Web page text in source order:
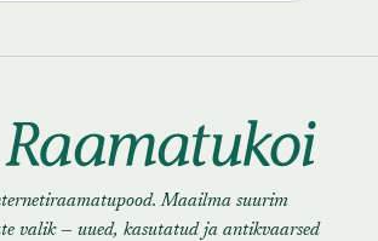
Maailma suurim
valik — uued, kasutatud ja antikvaarsed